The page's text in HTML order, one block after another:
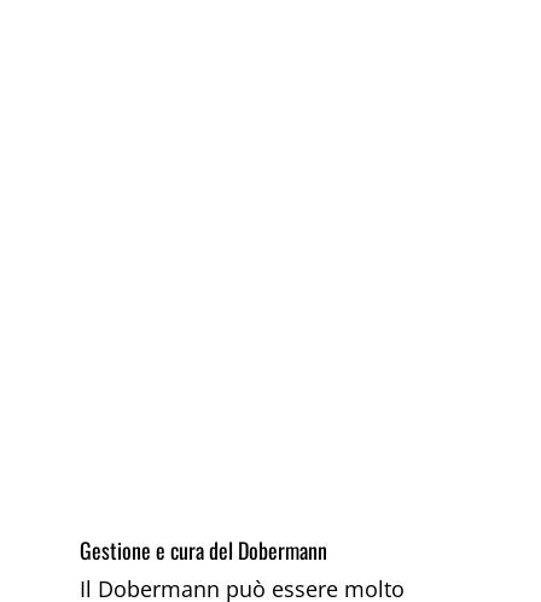
Gestione e cura del Dobermann
Il Dobermann può essere molto